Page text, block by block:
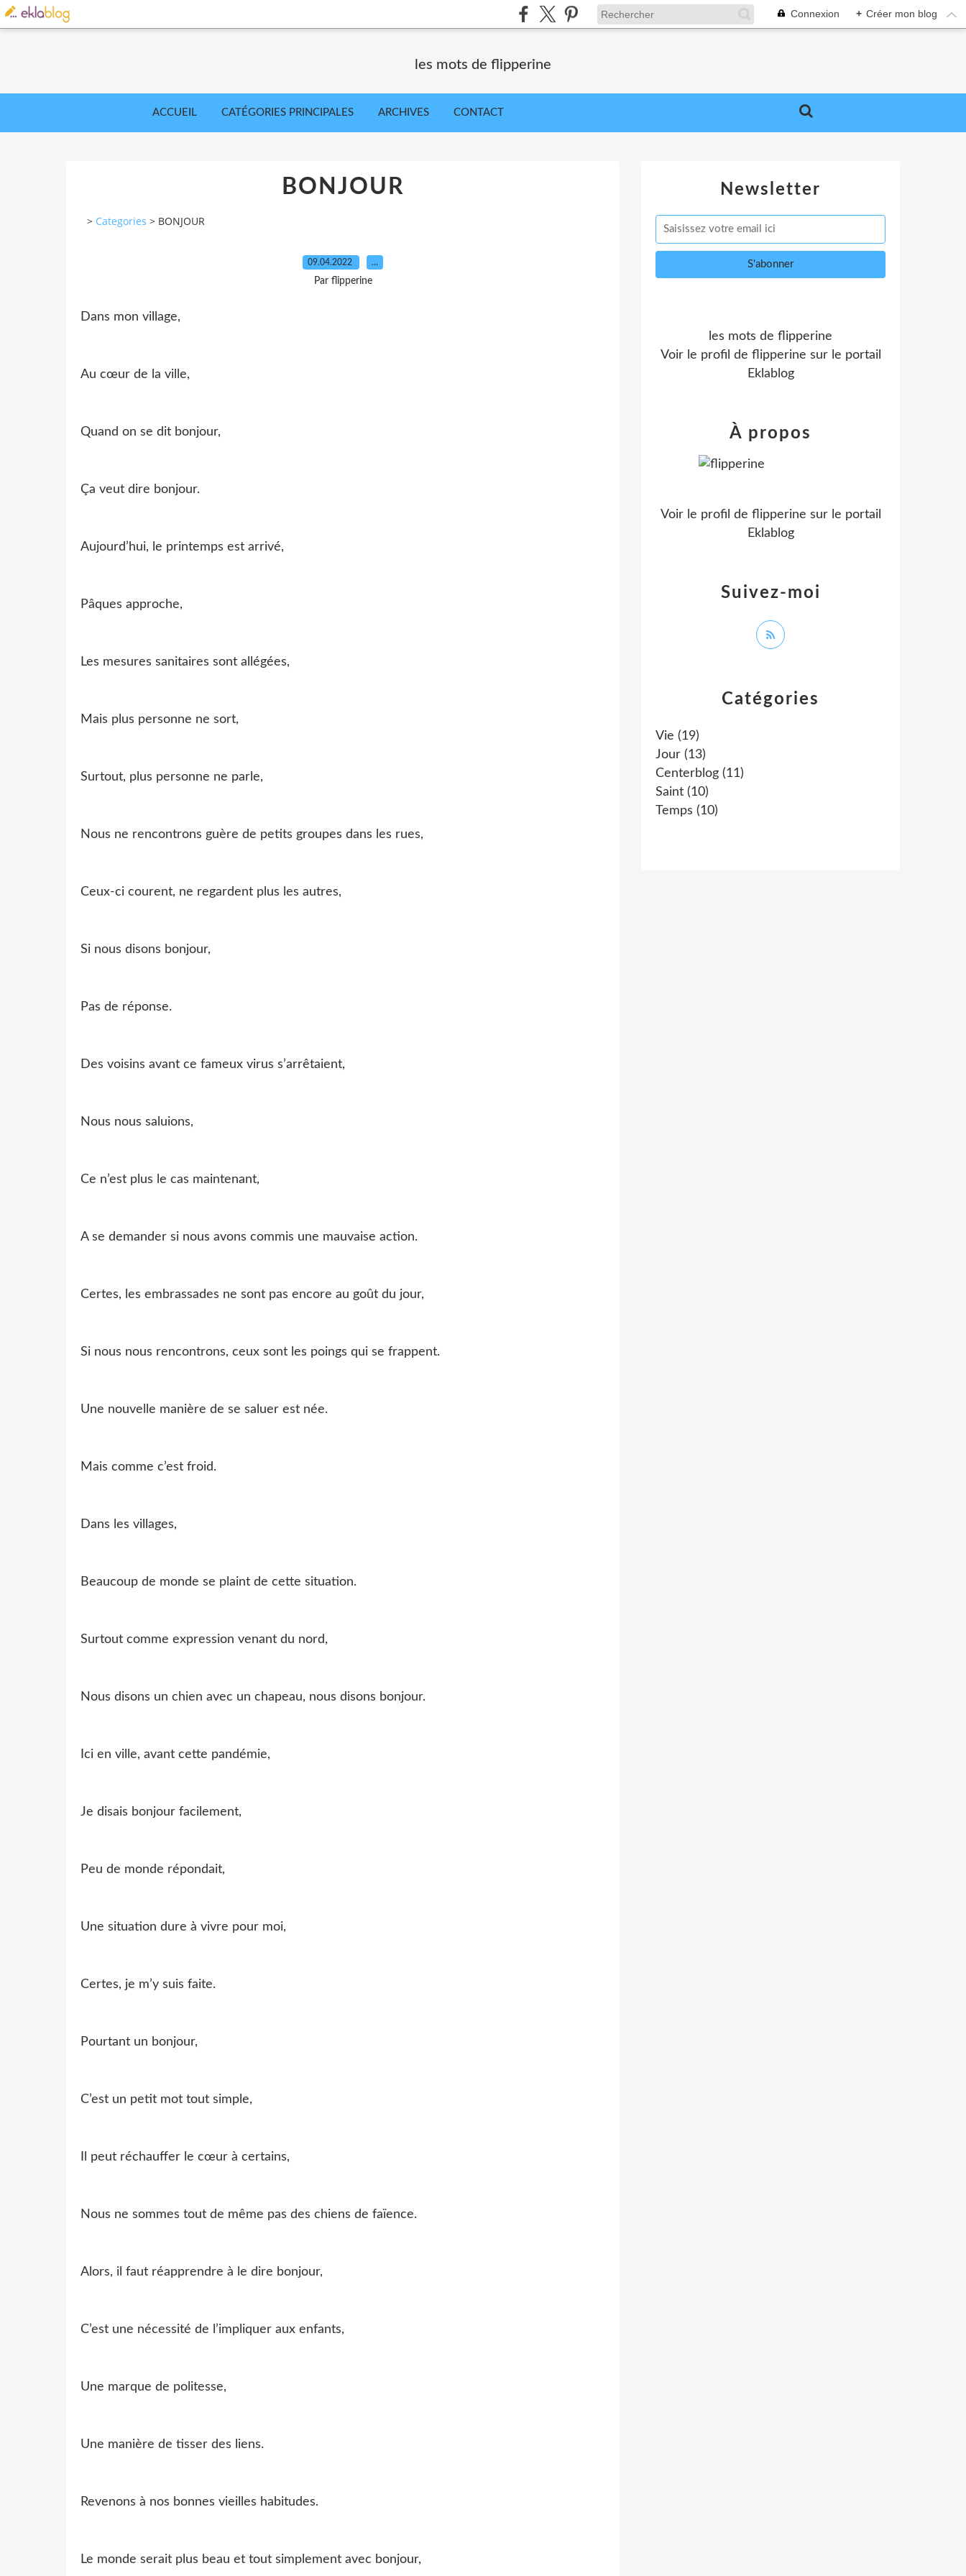
Connexion + Créer mon blog
les mots de flipperine
ACCUEIL CATÉGORIES PRINCIPALES ARCHIVES CONTACT
BONJOUR
> Categories > BONJOUR
09.04.2022 …
Par flipperine
Dans mon village,
Au cœur de la ville,
Quand on se dit bonjour,
Ça veut dire bonjour.
Aujourd’hui, le printemps est arrivé,
Pâques approche,
Les mesures sanitaires sont allégées,
Mais plus personne ne sort,
Surtout, plus personne ne parle,
Nous ne rencontrons guère de petits groupes dans les rues,
Ceux-ci courent, ne regardent plus les autres,
Si nous disons bonjour,
Pas de réponse.
Des voisins avant ce fameux virus s’arrêtaient,
Nous nous saluions,
Ce n’est plus le cas maintenant,
A se demander si nous avons commis une mauvaise action.
Certes, les embrassades ne sont pas encore au goût du jour,
Si nous nous rencontrons, ceux sont les poings qui se frappent.
Une nouvelle manière de se saluer est née.
Mais comme c’est froid.
Dans les villages,
Beaucoup de monde se plaint de cette situation.
Surtout comme expression venant du nord,
Nous disons un chien avec un chapeau, nous disons bonjour.
Ici en ville, avant cette pandémie,
Je disais bonjour facilement,
Peu de monde répondait,
Une situation dure à vivre pour moi,
Certes, je m’y suis faite.
Pourtant un bonjour,
C’est un petit mot tout simple,
Il peut réchauffer le cœur à certains,
Nous ne sommes tout de même pas des chiens de faïence.
Alors, il faut réapprendre à le dire bonjour,
C’est une nécessité de l’impliquer aux enfants,
Une marque de politesse,
Une manière de tisser des liens.
Revenons à nos bonnes vieilles habitudes.
Le monde serait plus beau et tout simplement avec bonjour,
Newsletter
Catégories
Vie (19)
Jour (13)
Centerblog (11)
Saint (10)
Temps (10)
les mots de flipperine
Voir le profil de flipperine sur le portail
Eklablog
Suivez-moi
À propos
Voir le profil de flipperine sur le portail
Eklablog